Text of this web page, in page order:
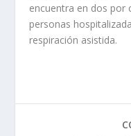
encuentra en dos por
personas
respiración asistida.